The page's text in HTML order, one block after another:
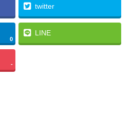
twitter
0
LINE
-